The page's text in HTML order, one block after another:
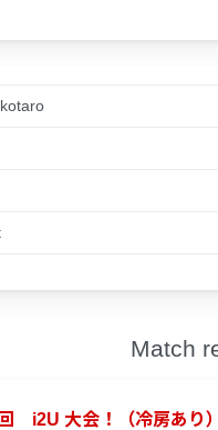
Match
i2U 大会！（冷房あり